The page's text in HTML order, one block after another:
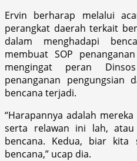
Ervin berharap melalui
perangkat daerah terkait
dalam menghadapi
membuat SOP
mengingat peran
penanganan pengungsian
bencana terjadi.
“Harapannya adalah
serta relawan ini lah,
bencana. Kedua, biar
bencana,” ucap dia.